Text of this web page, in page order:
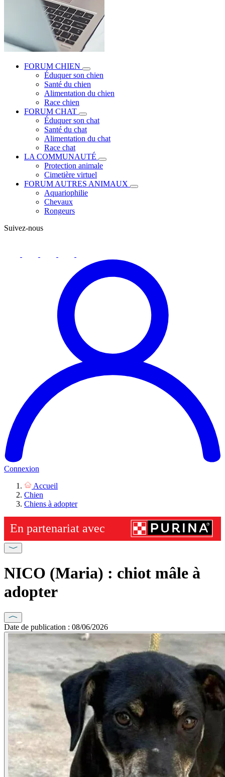
FORUM CHIEN
Éduquer son chien
Santé du chien
Alimentation du chien
Race chien
FORUM CHAT
Éduquer son chat
Santé du chat
Alimentation du chat
Race chat
LA COMMUNAUTÉ
Protection animale
Cimetière virtuel
FORUM AUTRES ANIMAUX
Aquariophilie
Chevaux
Rongeurs
Suivez-nous
Connexion
Accueil
Chien
Chiens à adopter
NICO (Maria) : chiot mâle à
adopter
Date de publication : 08/06/2026